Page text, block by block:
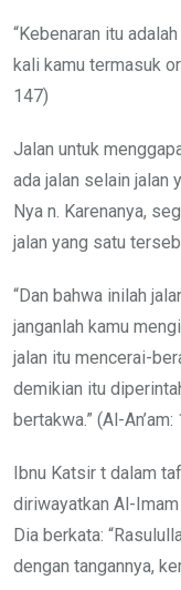
“Kebenaran itu
kali kamu termasuk
147)
Jalan untuk
ada jalan selain jalan
Nya n. Karenanya,
jalan yang satu
“Dan bahwa inilah
janganlah kamu
jalan itu mencerai-
demikian itu
bertakwa.” (Al-An’am:
Ibnu Katsir t dalam
diriwayatkan Al-Imam
Dia berkata:
dengan tangannya,